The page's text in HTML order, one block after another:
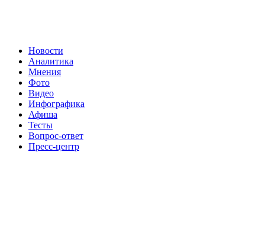
Новости
Аналитика
Мнения
Фото
Видео
Инфографика
Афиша
Тесты
Вопрос-ответ
Пресс-центр